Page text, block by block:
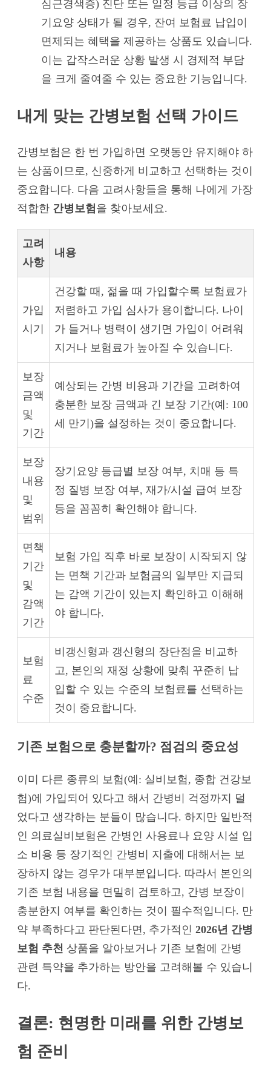
심근경색증) 진단 또는 일정 등급 이상의 장
기요양 상태가 될 경우, 잔여 보험료 납입이
면제되는 혜택을 제공하는 상품도 있습니다.
이는 갑작스러운 상황 발생 시 경제적 부담
을 크게 줄여줄 수 있는 중요한 기능입니다.
내게 맞는 간병보험 선택 가이드
간병보험은 한 번 가입하면 오랫동안 유지해야 하
는 상품이므로, 신중하게 비교하고 선택하는 것이
중요합니다. 다음 고려사항들을 통해 나에게 가장
적합한 간병보험을 찾아보세요.
고려
사항
내용
가입
시기
건강할 때, 젊을 때 가입할수록 보험료가
저렴하고 가입 심사가 용이합니다. 나이
가 들거나 병력이 생기면 가입이 어려워
지거나 보험료가 높아질 수 있습니다.
보장
금액
및
기간
예상되는 간병 비용과 기간을 고려하여
충분한 보장 금액과 긴 보장 기간(예: 100
세 만기)을 설정하는 것이 중요합니다.
보장
내용
및
범위
장기요양 등급별 보장 여부, 치매 등 특
정 질병 보장 여부, 재가/시설 급여 보장
등을 꼼꼼히 확인해야 합니다.
면책
기간
및
감액
기간
보험 가입 직후 바로 보장이 시작되지 않
는 면책 기간과 보험금의 일부만 지급되
는 감액 기간이 있는지 확인하고 이해해
야 합니다.
보험
료
수준
비갱신형과 갱신형의 장단점을 비교하
고, 본인의 재정 상황에 맞춰 꾸준히 납
입할 수 있는 수준의 보험료를 선택하는
것이 중요합니다.
기존 보험으로 충분할까? 점검의 중요성
이미 다른 종류의 보험(예: 실비보험, 종합 건강보
험)에 가입되어 있다고 해서 간병비 걱정까지 덜
었다고 생각하는 분들이 많습니다. 하지만 일반적
인 의료실비보험은 간병인 사용료나 요양 시설 입
소 비용 등 장기적인 간병비 지출에 대해서는 보
장하지 않는 경우가 대부분입니다. 따라서 본인의
기존 보험 내용을 면밀히 검토하고, 간병 보장이
충분한지 여부를 확인하는 것이 필수적입니다. 만
약 부족하다고 판단된다면, 추가적인 2026년 간병
보험 추천 상품을 알아보거나 기존 보험에 간병
관련 특약을 추가하는 방안을 고려해볼 수 있습니
다.
결론: 현명한 미래를 위한 간병보
험 준비